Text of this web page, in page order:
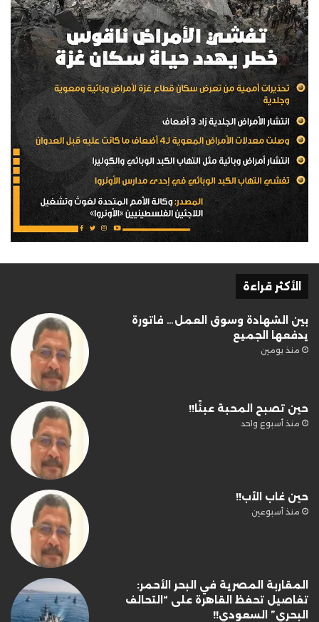
الأكثر قراءة
بين الشهادة وسوق العمل… فاتورة
يدفعها الجميع
منذ يومين
حين تصبح المحبة عبئًا!!
منذ أسبوع واحد
حين غاب الأب!!
منذ أسبوعين
المقاربة المصرية في البحر الأحمر:
تفاصيل تحفظ القاهرة على “التحالف
البحري” السعودي!!